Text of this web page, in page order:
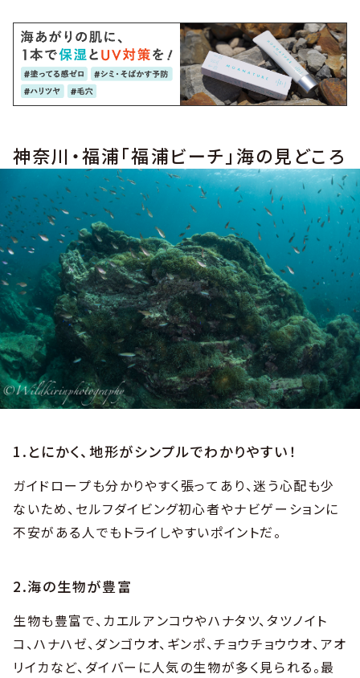
神奈川・福浦「福浦ビーチ」海の見どころ
1.とにかく、地形がシンプルでわかりやすい！
ガイドロープも分かりやすく張ってあり、迷う心配も少
ないため、セルフダイビング初心者やナビゲーションに
不安がある人でもトライしやすいポイントだ。
2.海の生物が豊富
生物も豊富で、カエルアンコウやハナタツ、タツノイト
コ、ハナハゼ、ダンゴウオ、ギンポ、チョウチョウウオ、アオ
リイカなど、ダイバーに人気の生物が多く見られる。最